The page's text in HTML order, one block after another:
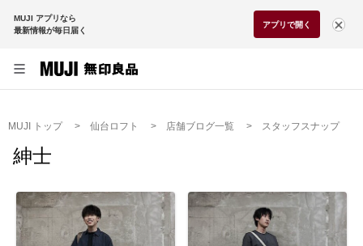
MUJI アプリなら
最新情報が毎日届く
アプリで開く
MUJI トップ 仙台ロフト 店舗ブログ一覧 スタッフスナップ
紳士